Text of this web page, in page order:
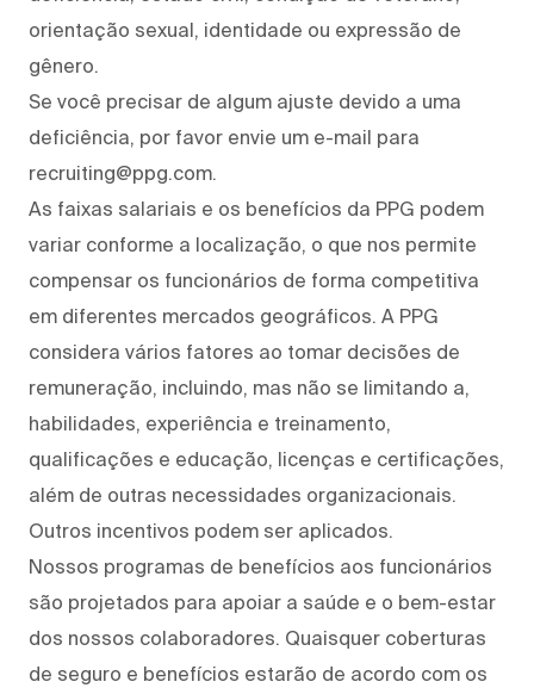
orientação sexual, identidade ou expressão de
gênero.
Se você precisar de algum ajuste devido a uma
deficiência, por favor envie um e-mail para
recruiting@ppg.com.
As faixas salariais e os benefícios da PPG podem
variar conforme a localização, o que nos permite
compensar os funcionários de forma competitiva
em diferentes mercados geográficos. A PPG
considera vários fatores ao tomar decisões de
remuneração, incluindo, mas não se limitando a,
habilidades, experiência e treinamento,
qualificações e educação, licenças e certificações,
além de outras necessidades organizacionais.
Outros incentivos podem ser aplicados.
Nossos programas de benefícios aos funcionários
são projetados para apoiar a saúde e o bem-estar
dos nossos colaboradores. Quaisquer coberturas
de seguro e benefícios estarão de acordo com os